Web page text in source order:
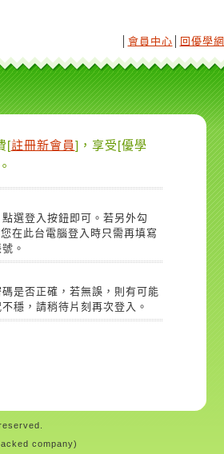
會員中心 回優學網
[註冊新會員]，享受[優學
選登入按鈕即可。若另外勾
在此台電腦登入時只需再填寫
。
是否正確，若無誤，則有可能
穩，請稍待片刻再次登入。
company)